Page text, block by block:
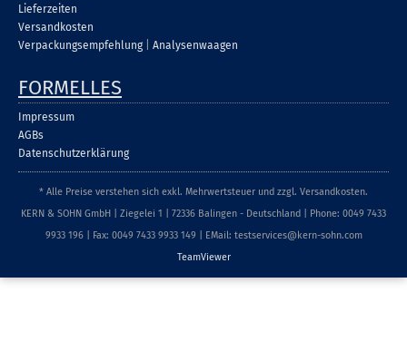
Lieferzeiten
Versandkosten
Verpackungsempfehlung
Analysenwaagen
FORMELLES
Impressum
AGBs
Datenschutzerklärung
* Alle Preise verstehen sich exkl. Mehrwertsteuer und zzgl. Versandkosten.
KERN & SOHN GmbH | Ziegelei 1 | 72336 Balingen - Deutschland | Phone: 0049 7433
9933 196 | Fax: 0049 7433 9933 149 | EMail: testservices@kern-sohn.com
TeamViewer